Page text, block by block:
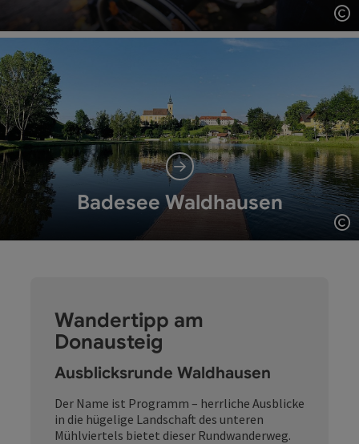
Badesee Waldhausen
Wandertipp am
Donausteig
Ausblicksrunde Waldhausen
Der Name ist Programm – herrliche Ausblicke
in die hügelige Landschaft des unteren
Mühlviertels bietet dieser Rundwanderweg.